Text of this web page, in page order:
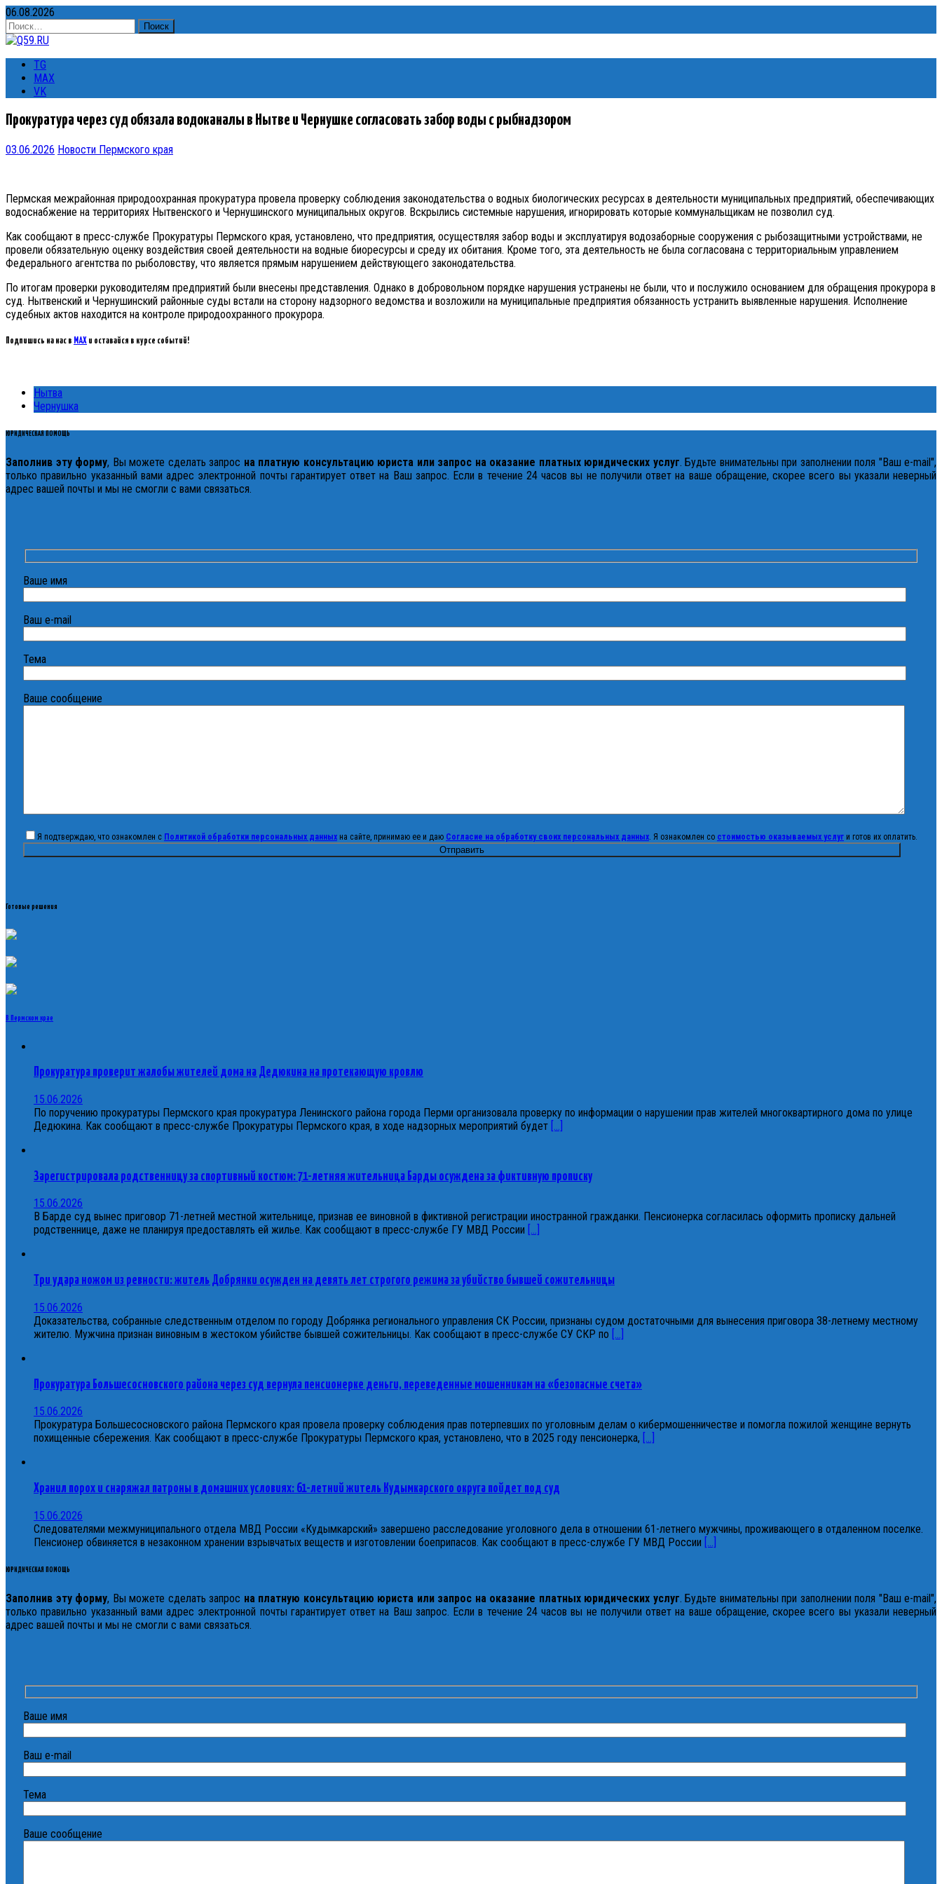
06.08.2026
Найти:
TG
MAX
VK
Прокуратура через суд обязала водоканалы в Нытве и Чернушке согласовать забор воды с рыбнадзором
03.06.2026 Новости Пермского края
Пермская межрайонная природоохранная прокуратура провела проверку соблюдения законодательства о водных биологических ресурсах в деятельности муниципальных предприятий, обеспечивающих
водоснабжение на территориях Нытвенского и Чернушинского муниципальных округов. Вскрылись системные нарушения, игнорировать которые коммунальщикам не позволил суд.
Как сообщают в пресс-службе Прокуратуры Пермского края, установлено, что предприятия, осуществляя забор воды и эксплуатируя водозаборные сооружения с рыбозащитными устройствами, не
провели обязательную оценку воздействия своей деятельности на водные биоресурсы и среду их обитания. Кроме того, эта деятельность не была согласована с территориальным управлением
Федерального агентства по рыболовству, что является прямым нарушением действующего законодательства.
По итогам проверки руководителям предприятий были внесены представления. Однако в добровольном порядке нарушения устранены не были, что и послужило основанием для обращения прокурора в
суд. Нытвенский и Чернушинский районные суды встали на сторону надзорного ведомства и возложили на муниципальные предприятия обязанность устранить выявленные нарушения. Исполнение
судебных актов находится на контроле природоохранного прокурора.
Подпишись на нас в MAX и оставайся в курсе событий!
Нытва
Чернушка
ЮРИДИЧЕСКАЯ ПОМОЩЬ
Заполнив эту форму, Вы можете сделать запрос на платную консультацию юриста или запрос на оказание платных юридических услуг. Будьте внимательны при заполнении поля "Ваш e-mail",
только правильно указанный вами адрес электронной почты гарантирует ответ на Ваш запрос. Если в течение 24 часов вы не получили ответ на ваше обращение, скорее всего вы указали неверный
адрес вашей почты и мы не смогли с вами связаться.
Ваше имя
Ваш e-mail
Тема
Ваше сообщение
Я подтверждаю, что ознакомлен с Политикой обработки персональных данных на сайте, принимаю ее и даю Согласие на обработку своих персональных данных . Я ознакомлен со стоимостью оказываемых услуг и готов их оплатить.
Готовые решения
В Пермском крае
Прокуратура проверит жалобы жителей дома на Дедюкина на протекающую кровлю
15.06.2026
По поручению прокуратуры Пермского края прокуратура Ленинского района города Перми организовала проверку по информации о нарушении прав жителей многоквартирного дома по улице
Дедюкина. Как сообщают в пресс-службе Прокуратуры Пермского края, в ходе надзорных мероприятий будет [...]
Зарегистрировала родственницу за спортивный костюм: 71-летняя жительница Барды осуждена за фиктивную прописку
15.06.2026
В Барде суд вынес приговор 71-летней местной жительнице, признав ее виновной в фиктивной регистрации иностранной гражданки. Пенсионерка согласилась оформить прописку дальней
родственнице, даже не планируя предоставлять ей жилье. Как сообщают в пресс-службе ГУ МВД России [...]
Три удара ножом из ревности: житель Добрянки осужден на девять лет строгого режима за убийство бывшей сожительницы
15.06.2026
Доказательства, собранные следственным отделом по городу Добрянка регионального управления СК России, признаны судом достаточными для вынесения приговора 38-летнему местному
жителю. Мужчина признан виновным в жестоком убийстве бывшей сожительницы. Как сообщают в пресс-службе СУ СКР по [...]
Прокуратура Большесосновского района через суд вернула пенсионерке деньги, переведенные мошенникам на «безопасные счета»
15.06.2026
Прокуратура Большесосновского района Пермского края провела проверку соблюдения прав потерпевших по уголовным делам о кибермошенничестве и помогла пожилой женщине вернуть
похищенные сбережения. Как сообщают в пресс-службе Прокуратуры Пермского края, установлено, что в 2025 году пенсионерка, [...]
Хранил порох и снаряжал патроны в домашних условиях: 61-летний житель Кудымкарского округа пойдет под суд
15.06.2026
Следователями межмуниципального отдела МВД России «Кудымкарский» завершено расследование уголовного дела в отношении 61-летнего мужчины, проживающего в отдаленном поселке.
Пенсионер обвиняется в незаконном хранении взрывчатых веществ и изготовлении боеприпасов. Как сообщают в пресс-службе ГУ МВД России
ЮРИДИЧЕСКАЯ ПОМОЩЬ
Заполнив эту форму, Вы можете сделать запрос на платную консультацию юриста или запрос на оказание платных юридических услуг. Будьте внимательны при заполнении поля "Ваш e-mail",
только правильно указанный вами адрес электронной почты гарантирует ответ на Ваш запрос. Если в течение 24 часов вы не получили ответ на ваше обращение, скорее всего вы указали неверный
адрес вашей почты и мы не смогли с вами связаться.
Ваше имя
Ваш e-mail
Тема
Ваше сообщение